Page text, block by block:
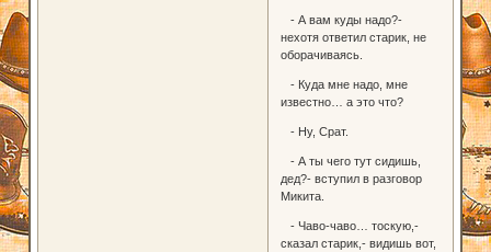
- А вам куды надо?-
нехотя ответил старик, не
оборачиваясь.
- Куда мне надо, мне
известно… а это что?
- Ну, Срат.
- А ты чего тут сидишь,
дед?- вступил в разговор
Микита.
- Чаво-чаво… тоскую,-
сказал старик,- видишь вот,